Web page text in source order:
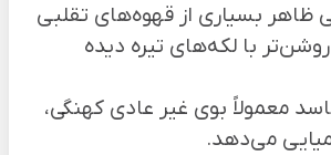
ظاهر بسیاری از قهوه‌های تقلبی
با لکه‌های تیره دیده
معمولاً بوی غیر عادی کهنگی،
می‌دهد.